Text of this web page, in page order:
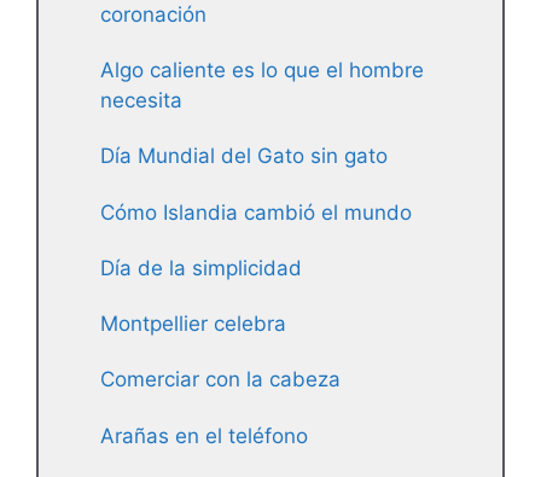
coronación
Algo caliente es lo que el hombre
necesita
Día Mundial del Gato sin gato
Cómo Islandia cambió el mundo
Día de la simplicidad
Montpellier celebra
Comerciar con la cabeza
Arañas en el teléfono